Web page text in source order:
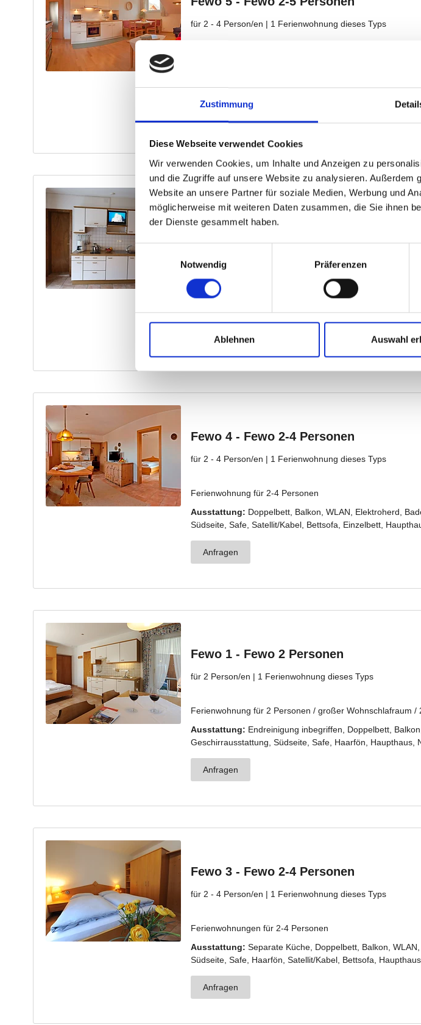
Zustimmung
Diese Webseite verwendet Cookies
Wir verwenden Cookies, um Inhalte und Anzeigen zu
und die Zugriffe auf unsere Website zu analysieren.
Website an unsere Partner für soziale Medien, Werbung und
möglicherweise mit weiteren Daten zusammen, die Sie ihnen
der Dienste gesammelt haben.
Einwilligungsauswahl
Notwendig
Präferenzen
Ablehnen Auswahl